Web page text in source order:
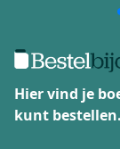
Hier vind je
kunt bestellen.